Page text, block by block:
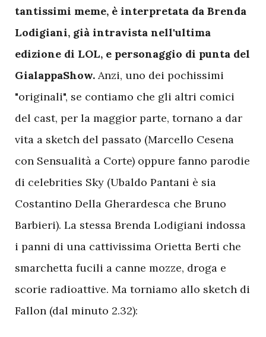
tantissimi meme, è interpretata da Brenda
Lodigiani, già intravista nell'ultima
edizione di LOL, e personaggio di punta del
GialappaShow. Anzi, uno dei pochissimi
"originali", se contiamo che gli altri comici
del cast, per la maggior parte, tornano a dar
vita a sketch del passato (Marcello Cesena
con Sensualità a Corte) oppure fanno parodie
di celebrities Sky (Ubaldo Pantani è sia
Costantino Della Gherardesca che Bruno
Barbieri). La stessa Brenda Lodigiani indossa
i panni di una cattivissima Orietta Berti che
smarchetta fucili a canne mozze, droga e
scorie radioattive. Ma torniamo allo sketch di
Fallon (dal minuto 2.32):